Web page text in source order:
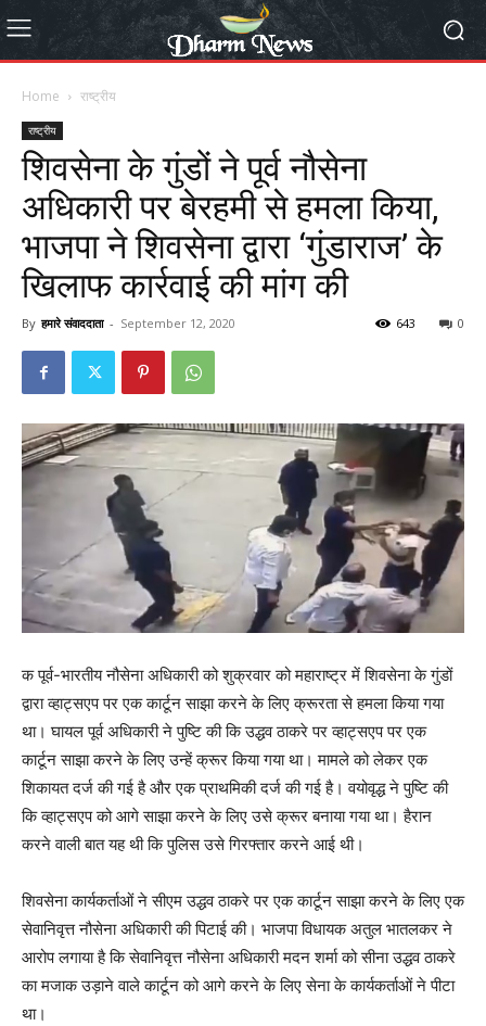
Home राष्ट्रीय
राष्ट्रीय
शिवसेना के गुंडों ने पूर्व नौसेना
अधिकारी पर बेरहमी से हमला किया,
भाजपा ने शिवसेना द्वारा ‘गुंडाराज’ के
खिलाफ कार्रवाई की मांग की
By हमारे संवाददाता - September 12, 2020 0
643
क पूर्व-भारतीय नौसेना अधिकारी को शुक्रवार को महाराष्ट्र में शिवसेना के गुंडों
द्वारा व्हाट्सएप पर एक कार्टून साझा करने के लिए क्रूरता से हमला किया गया
था। घायल पूर्व अधिकारी ने पुष्टि की कि उद्धव ठाकरे पर व्हाट्सएप पर एक
कार्टून साझा करने के लिए उन्हें क्रूर किया गया था। मामले को लेकर एक
शिकायत दर्ज की गई है और एक प्राथमिकी दर्ज की गई है। वयोवृद्ध ने पुष्टि की
कि व्हाट्सएप को आगे साझा करने के लिए उसे क्रूर बनाया गया था। हैरान
करने वाली बात यह थी कि पुलिस उसे गिरफ्तार करने आई थी।
शिवसेना कार्यकर्ताओं ने सीएम उद्धव ठाकरे पर एक कार्टून साझा करने के लिए एक
सेवानिवृत्त नौसेना अधिकारी की पिटाई की। भाजपा विधायक अतुल भातलकर ने
आरोप लगाया है कि सेवानिवृत्त नौसेना अधिकारी मदन शर्मा को सीना उद्धव ठाकरे
का मजाक उड़ाने वाले कार्टून को आगे करने के लिए सेना के कार्यकर्ताओं ने पीटा
था।